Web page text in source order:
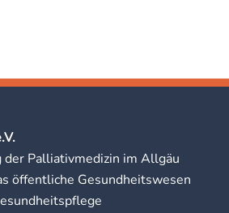
der Palliativmedizin im Allgäu
öffentliche Gesundheitswesen